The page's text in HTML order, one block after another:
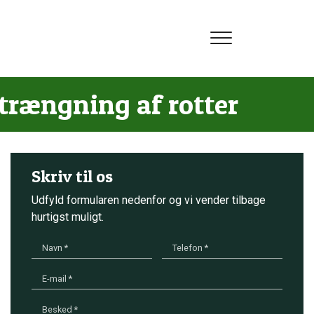
af rotter
Skriv til os
Udfyld formularen nedenfor og vi vender tilbage
hurtigst muligt.